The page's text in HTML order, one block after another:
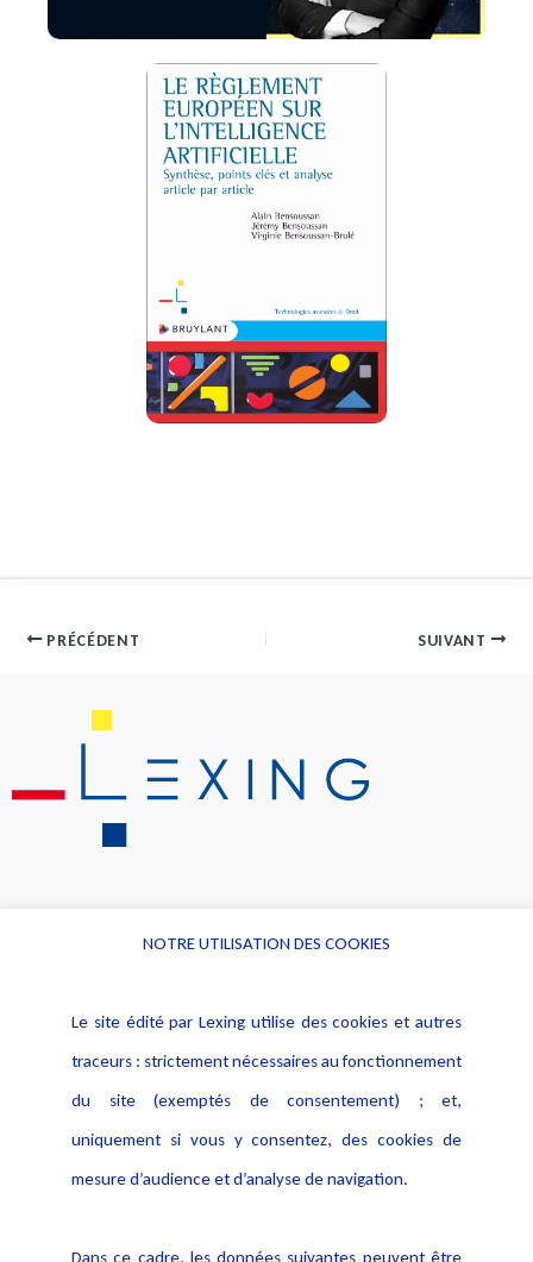
PRÉCÉDENT SUIVANT
Alerte professionnelle
Déclaration d'accessibilité
Notice Légale
Politique de protection des
données
Publications
NOTRE UTILISATION DES COOKIES
Le site édité par Lexing utilise des cookies et autres
traceurs : strictement nécessaires au fonctionnement
du site (exemptés de consentement) ; et,
uniquement si vous y consentez, des cookies de
mesure d’audience et d’analyse de navigation.
Dans ce cadre, les données suivantes peuvent être